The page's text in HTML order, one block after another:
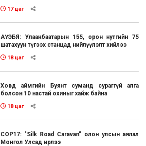
17 цаг
АҮЭБЯ: Улаанбаатарын 155, орон нутгийн 75
шатахуун түгээх станцад нийлүүлэлт хийлээ
18 цаг
Ховд аймгийн Буянт суманд сураггүй алга
болсон 10 настай охиныг хайж байна
18 цаг
COP17: "Silk Road Caravan" олон улсын аялал
Монгол Улсад ирлээ